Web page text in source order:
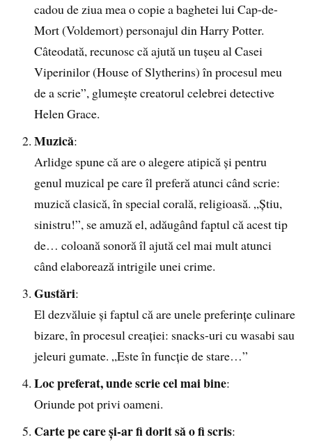
cadou de ziua mea o copie a baghetei lui Cap-de-
Mort (Voldemort) personajul din Harry Potter.
Câteodată, recunosc că ajută un tușeu al Casei
Viperinilor (House of Slytherins) în procesul meu
de a scrie”, glumește creatorul celebrei detective
Helen Grace.
Muzică:
Arlidge spune că are o alegere atipică și pentru
genul muzical pe care îl preferă atunci când scrie:
muzică clasică, în special corală, religioasă. „Știu,
sinistru!”, se amuză el, adăugând faptul că acest tip
de… coloană sonoră îl ajută cel mai mult atunci
când elaborează intrigile unei crime.
Gustări:
El dezvăluie și faptul că are unele preferințe culinare
bizare, în procesul creației: snacks-uri cu wasabi sau
jeleuri gumate. „Este în funcție de stare…”
Loc preferat, unde scrie cel mai bine:
Oriunde pot privi oameni.
Carte pe care și-ar fi dorit să o fi scris: